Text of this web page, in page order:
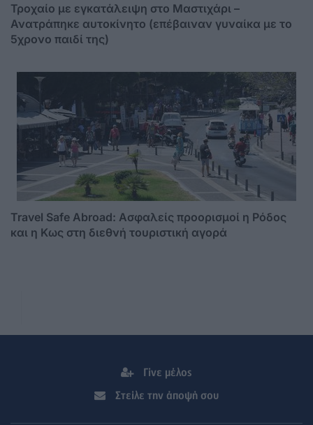
Τροχαίο με εγκατάλειψη στο Μαστιχάρι –
Ανατράπηκε αυτοκίνητο (επέβαιναν γυναίκα με το
5χρονο παιδί της)
Travel Safe Abroad: Ασφαλείς προορισμοί η Ρόδος
και η Κως στη διεθνή τουριστική αγορά
Γίνε μέλος
Στείλε την άποψή σου